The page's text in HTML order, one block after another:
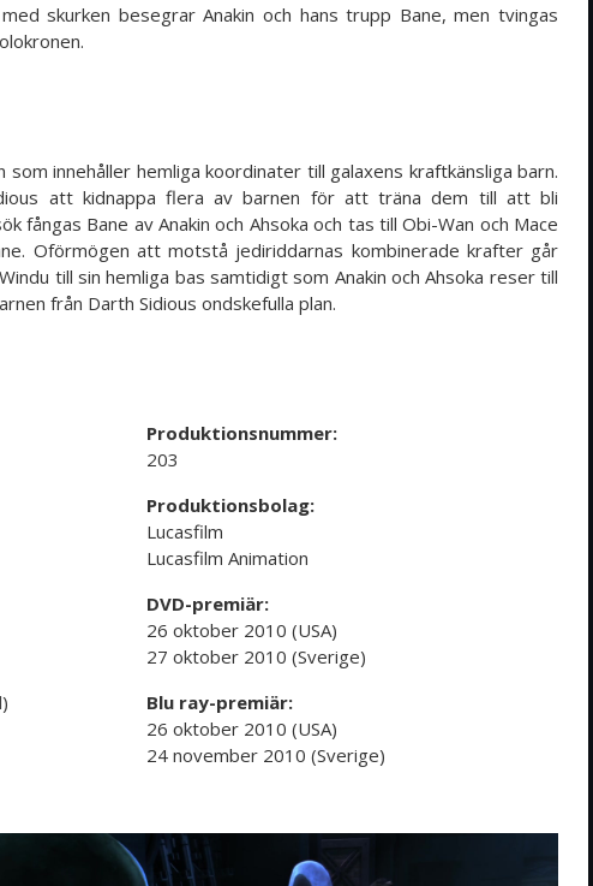
skurken besegrar Anakin och hans trupp Bane, men tvingas
som innehåller hemliga koordinater till galaxens kraftkänsliga barn.
att kidnappa flera av barnen för att träna dem till att bli
fångas Bane av Anakin och Ahsoka och tas till Obi-Wan och Mace
Oförmögen att motstå jediriddarnas kombinerade krafter går
till sin hemliga bas samtidigt som Anakin och Ahsoka reser till
från Darth Sidious ondskefulla plan.
Produktionsnummer:
203
Produktionsbolag:
Lucasfilm
Lucasfilm Animation
DVD-premiär:
26 oktober 2010 (USA)
27 oktober 2010 (Sverige)
Blu ray-premiär:
26 oktober 2010 (USA)
24 november 2010 (Sverige)